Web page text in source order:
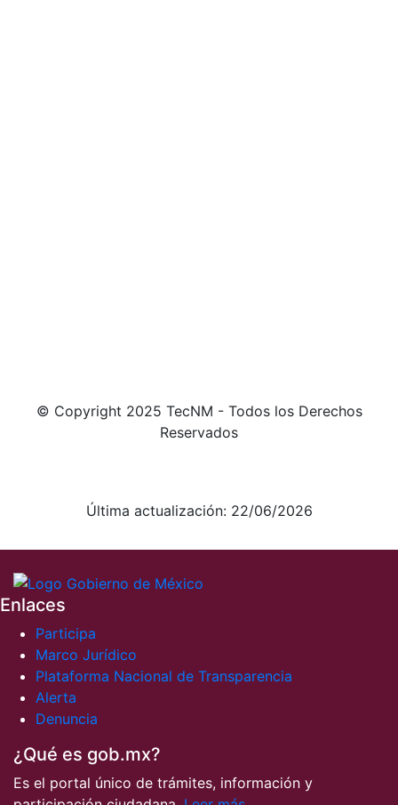
© Copyright 2025 TecNM - Todos los Derechos
Reservados
Última actualización: 22/06/2026
Enlaces
Participa
Marco Jurídico
Plataforma Nacional de Transparencia
Alerta
Denuncia
¿Qué es gob.mx?
Es el portal único de trámites, información y